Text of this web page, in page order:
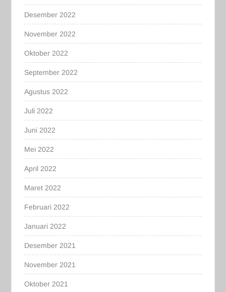
Desember 2022
November 2022
Oktober 2022
September 2022
Agustus 2022
Juli 2022
Juni 2022
Mei 2022
April 2022
Maret 2022
Februari 2022
Januari 2022
Desember 2021
November 2021
Oktober 2021